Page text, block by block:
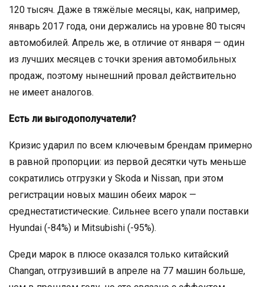
120 тысяч. Даже в тяжёлые месяцы, как, например,
январь 2017 года, они держались на уровне 80 тысяч
автомобилей. Апрель же, в отличие от января — один
из лучших месяцев с точки зрения автомобильных
продаж, поэтому нынешний провал действительно
не имеет аналогов.
Есть ли выгодополучатели?
Кризис ударил по всем ключевым брендам примерно
в равной пропорции: из первой десятки чуть меньше
сократились отгрузки у Skoda и Nissan, при этом
регистрации новых машин обеих марок —
среднестатистические. Сильнее всего упали поставки
Hyundai (-84%) и Mitsubishi (-95%).
Среди марок в плюсе оказался только китайский
Changan, отгрузивший в апреле на 77 машин больше,